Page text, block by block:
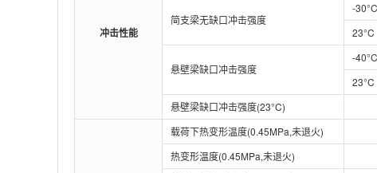
冲击性能
简支梁无缺口冲击强度
-30°C
23°C
悬壁梁缺口冲击强度
-40°C
23°C
悬壁梁缺口冲击强度(23°C)
载荷下热变形温度(0.45MPa,未退火)
热变形温度(0.45MPa,未退火)